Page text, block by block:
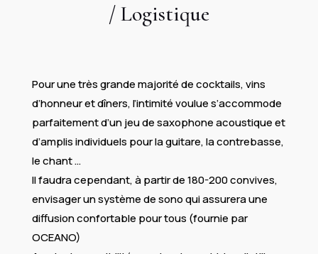
/ Logistique​
Pour une très grande majorité de cocktails, vins
d’honneur et dîners, l’intimité voulue s’accommode
parfaitement d’un jeu de saxophone acoustique et
d’amplis individuels pour la guitare, la contrebasse,
le chant …
Il faudra cependant, à partir de 180-200 convives,
envisager un système de sono qui assurera une
diffusion confortable pour tous (fournie par
OCEANO)